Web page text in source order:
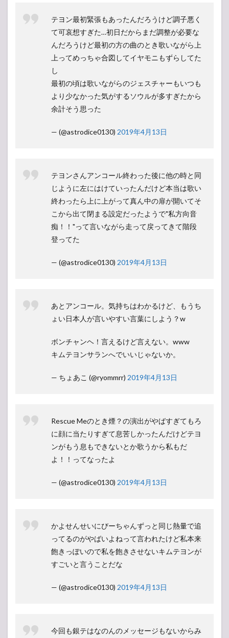
テヨン最初緊張もあったんだろうけど調子悪く
て可哀想すぎた…初日だからまだ調整が必要な
んだろうけど最初の方の曲のとき歌いながら上
上ってめっちゃ合図してイヤモニもずらしてた
し
最初の頃は歌いながらのジェスチャーもいつも
より少なかった気がするソウルが多すぎたから
余計そう思った
— (@astrodice0130) 2019年4月13日
テヨンさんアンコール終わった後に他の時と同
じように左にはけていったんだけど本当は歌い
終わったら上に上がって真ん中の扉が開いてそ
こから出て閉まる設定だったようで"私方向音
痴！！"って言いながら走って戻ってきて階段
登ってた
— (@astrodice0130) 2019年4月13日
あとアンコール。気持ちはわかるけど、もうち
ょい日本人が言いやすい言葉にしよう？w
ボンチャンヘ！言えるけど言えない。www
キムテヨンサランへでいいじゃないか。
— ちょあこ (@ryommrr) 2019年4月13日
Rescue Meのとき煙？の演出がやばすぎてもろ
に顔に当たりすぎて息苦しかったんだけどテヨ
ンがもう息もできないとか歌うから私もだ
よ！！ってなったよ
— (@astrodice0130) 2019年4月13日
かよせんせいにびーちゃんずっと同じ熱量で追
ってるのがやばいよねって言われたけど私本来
飽きっぽいので私を飽きさせないキムテヨンが
すごいと言うことだな
— (@astrodice0130) 2019年4月13日
今回も銀テはなのんのメッセージもないからみ